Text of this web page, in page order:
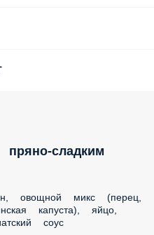
соусом
микс (перец, лук,